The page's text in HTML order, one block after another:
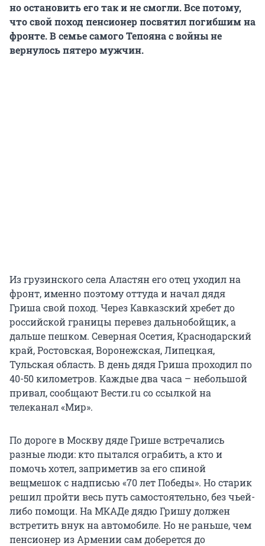
но остановить его так и не смогли. Все потому,
что свой поход пенсионер посвятил погибшим на
фронте. В семье самого Тепояна с войны не
вернулось пятеро мужчин.
Из грузинского села Аластян его отец уходил на
фронт, именно поэтому оттуда и начал дядя
Гриша свой поход. Через Кавказский хребет до
российской границы перевез дальнобойщик, а
дальше пешком. Северная Осетия, Краснодарский
край, Ростовская, Воронежская, Липецкая,
Тульская область. В день дядя Гриша проходил по
40-50 километров. Каждые два часа – небольшой
привал, сообщают Вести.ru со ссылкой на
телеканал «Мир».
По дороге в Москву дяде Грише встречались
разные люди: кто пытался ограбить, а кто и
помочь хотел, заприметив за его спиной
вещмешок с надписью «70 лет Победы». Но старик
решил пройти весь путь самостоятельно, без чьей-
либо помощи. На МКАДе дядю Гришу должен
встретить внук на автомобиле. Но не раньше, чем
пенсионер из Армении сам доберется до